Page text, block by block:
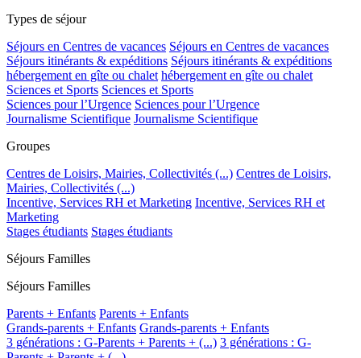
Types de séjour
Séjours en Centres de vacances Séjours en Centres de vacances
Séjours itinérants & expéditions Séjours itinérants & expéditions
hébergement en gîte ou chalet hébergement en gîte ou chalet
Sciences et Sports Sciences et Sports
Sciences pour l’Urgence Sciences pour l’Urgence
Journalisme Scientifique Journalisme Scientifique
Groupes
Centres de Loisirs, Mairies, Collectivités (...) Centres de Loisirs,
Mairies, Collectivités (...)
Incentive, Services RH et Marketing Incentive, Services RH et
Marketing
Stages étudiants Stages étudiants
Séjours Familles
Séjours Familles
Parents + Enfants Parents + Enfants
Grands-parents + Enfants Grands-parents + Enfants
3 générations : G-Parents + Parents + (...) 3 générations : G-